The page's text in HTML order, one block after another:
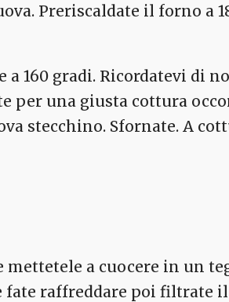
Preriscaldate il forno a
a 160 gradi. Ricordatevi di
per una giusta cottura
stecchino. Sfornate. A
a cuocere in un
fate raffreddare poi filtrate il